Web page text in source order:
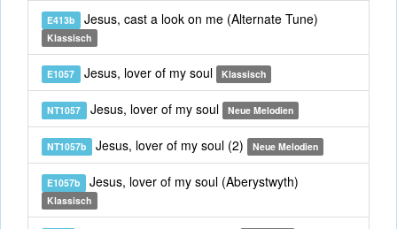
E413b Jesus, cast a look on me (Alternate Tune)
Klassisch
E1057 Jesus, lover of my soul Klassisch
NT1057 Jesus, lover of my soul Neue Melodien
NT1057b Jesus, lover of my soul (2) Neue Melodien
E1057b Jesus, lover of my soul (Aberystwyth)
Klassisch